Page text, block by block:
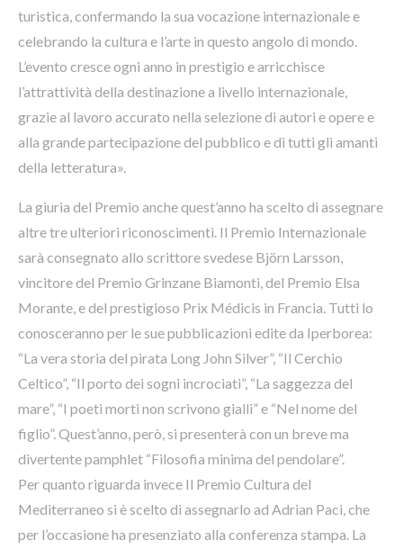
turistica, confermando la sua vocazione internazionale e
celebrando la cultura e l’arte in questo angolo di mondo.
L’evento cresce ogni anno in prestigio e arricchisce
l’attrattività della destinazione a livello internazionale,
grazie al lavoro accurato nella selezione di autori e opere e
alla grande partecipazione del pubblico e di tutti gli amanti
della letteratura».
La giuria del Premio anche quest’anno ha scelto di assegnare
altre tre ulteriori riconoscimenti. Il Premio Internazionale
sarà consegnato allo scrittore svedese Björn Larsson,
vincitore del Premio Grinzane Biamonti, del Premio Elsa
Morante, e del prestigioso Prix Médicis in Francia. Tutti lo
conosceranno per le sue pubblicazioni edite da Iperborea:
“La vera storia del pirata Long John Silver”, “Il Cerchio
Celtico”, “Il porto dei sogni incrociati”, “La saggezza del
mare”, “I poeti morti non scrivono gialli” e “Nel nome del
figlio”. Quest’anno, però, si presenterà con un breve ma
divertente pamphlet “Filosofia minima del pendolare”.
Per quanto riguarda invece Il Premio Cultura del
Mediterraneo si è scelto di assegnarlo ad Adrian Paci, che
per l’occasione ha presenziato alla conferenza stampa. La